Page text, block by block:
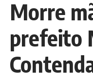
Morre
prefeito